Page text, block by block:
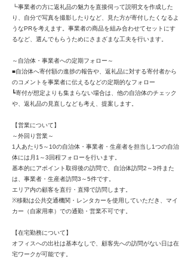
┗事業者の方に返礼品の魅力を直接伺って説明文を作成した
り、自分で写真を撮影したりなど、見た方が寄付したくなるよ
うなPRを考えます。事業者の商品を組み合わせてセットにす
るなど、選んでもらうためにさまざまな工夫を行います。
～自治体・事業者への定期フォロー～
■自治体へ寄付額の進捗の報告や、返礼品に対する寄付者から
のコメントを事業者に伝えるなどの定期的なフォロー
┗寄付が想定よりも集まらない場合は、他の自治体のチェック
や、返礼品の見直しなども考え、提案します。
【営業について】
～外回り営業～
1人あたり5～10の自治体・事業者・生産者を担当し1つの自治
体には月1～3回程フォローを行います。
基本的にアポイント取得後の訪問で、自治体訪問2～3件また
は、事業者・生産者訪問3～5件です。
エリア内の顧客を直行・直帰で訪問します。
※移動は公共交通機関・レンタカーを使用していただき、マイ
カー（自家用車）での通勤・営業不可です。
【在宅勤務について】
オフィスへの出社は基本なしで、顧客先への訪問がない日は在
宅ワークが可能です。